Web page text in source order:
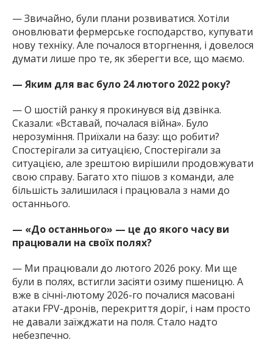
— Звичайно, були плани розвиватися. Хотіли
оновлювати фермерське господарство, купувати
нову техніку. Але почалося вторгнення, і довелося
думати лише про те, як зберегти все, що маємо.
— Яким для вас було 24 лютого 2022 року?
— О шостій ранку я прокинувся від дзвінка.
Сказали: «Вставай, почалася війна». Було
нерозуміння. Приїхали на базу: що робити?
Спостерігали за ситуацією, Спостерігали за
ситуацією, але зрештою вирішили продовжувати
свою справу. Багато хто пішов з команди, але
більшість залишилася і працювала з нами до
останнього.
— «До останнього» — це до якого часу ви
працювали на своїх полях?
— Ми працювали до лютого 2026 року. Ми ще
були в полях, встигли засіяти озиму пшеницю. А
вже в січні-лютому 2026-го почалися масовані
атаки FPV-дронів, перекриття доріг, і нам просто
не давали заїжджати на поля. Стало надто
небезпечно.